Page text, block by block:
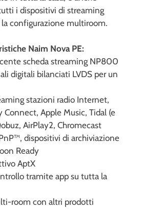
i dispositivi di streaming
configurazione multiroom.
Naim Nova PE:
scheda streaming NP800
digitali bilanciati LVDS per un
stazioni radio Internet,
Connect, Apple Music, Tidal (e
AirPlay2, Chromecast
dispositivi di archiviazione
Ready
AptX
tramite app su tutta la
room con altri prodotti